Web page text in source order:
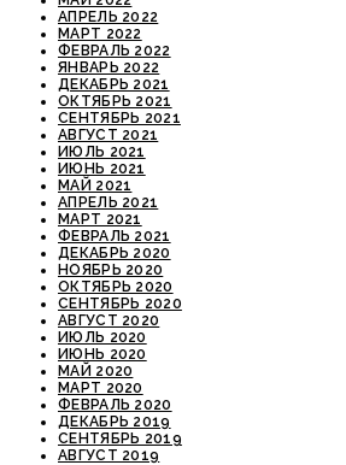
АПРЕЛЬ 2022
МАРТ 2022
ФЕВРАЛЬ 2022
ЯНВАРЬ 2022
ДЕКАБРЬ 2021
ОКТЯБРЬ 2021
СЕНТЯБРЬ 2021
АВГУСТ 2021
ИЮЛЬ 2021
ИЮНЬ 2021
МАЙ 2021
АПРЕЛЬ 2021
МАРТ 2021
ФЕВРАЛЬ 2021
ДЕКАБРЬ 2020
НОЯБРЬ 2020
ОКТЯБРЬ 2020
СЕНТЯБРЬ 2020
АВГУСТ 2020
ИЮЛЬ 2020
ИЮНЬ 2020
МАЙ 2020
МАРТ 2020
ФЕВРАЛЬ 2020
ДЕКАБРЬ 2019
СЕНТЯБРЬ 2019
АВГУСТ 2019